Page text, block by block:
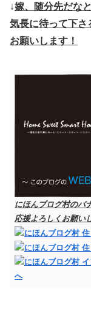
↓嫁、随分先だな
気長に待って下さ
お願いします！
にほんブログ村のバ
応援よろしくお願い